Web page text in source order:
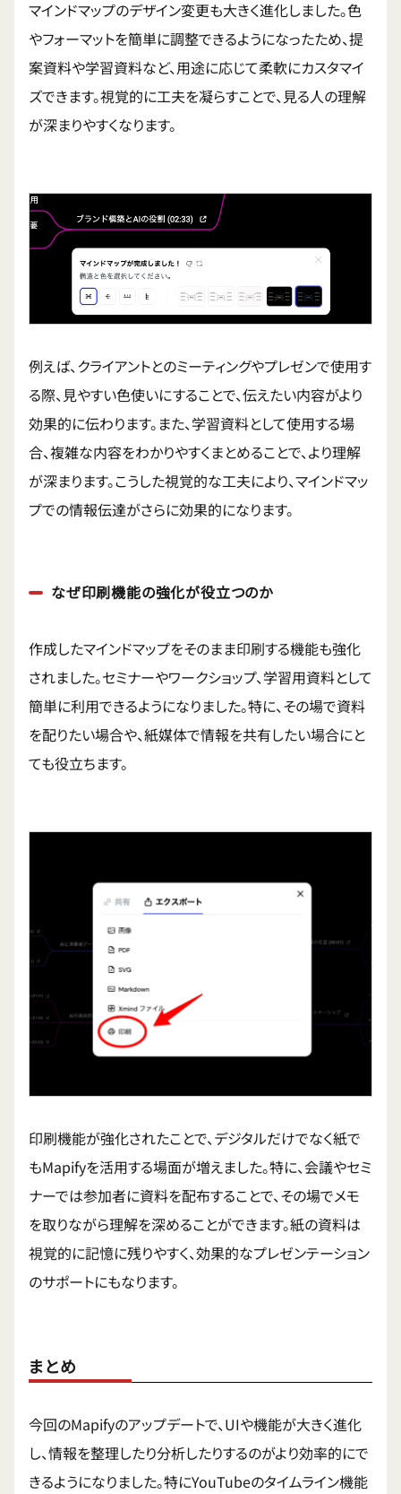
マインドマップのデザイン変更も大きく進化しました。色
やフォーマットを簡単に調整できるようになったため、提
案資料や学習資料など、用途に応じて柔軟にカスタマイ
ズできます。視覚的に工夫を凝らすことで、見る人の理解
が深まりやすくなります。
例えば、クライアントとのミーティングやプレゼンで使用す
る際、見やすい色使いにすることで、伝えたい内容がより
効果的に伝わります。また、学習資料として使用する場
合、複雑な内容をわかりやすくまとめることで、より理解
が深まります。こうした視覚的な工夫により、マインドマッ
プでの情報伝達がさらに効果的になります。
なぜ印刷機能の強化が役立つのか
作成したマインドマップをそのまま印刷する機能も強化
されました。セミナーやワークショップ、学習用資料として
簡単に利用できるようになりました。特に、その場で資料
を配りたい場合や、紙媒体で情報を共有したい場合にと
ても役立ちます。
印刷機能が強化されたことで、デジタルだけでなく紙で
もMapifyを活用する場面が増えました。特に、会議やセミ
ナーでは参加者に資料を配布することで、その場でメモ
を取りながら理解を深めることができます。紙の資料は
視覚的に記憶に残りやすく、効果的なプレゼンテーション
のサポートにもなります。
まとめ
今回のMapifyのアップデートで、UIや機能が大きく進化
し、情報を整理したり分析したりするのがより効率的にで
きるようになりました。特にYouTubeのタイムライン機能